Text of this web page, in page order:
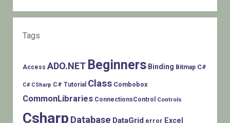
Tags
Access ADO.NET Beginners Binding Bitmap C#
C# CSharp C# Tutorial Class Combobox
CommonLibraries ConnectionsControl Controls
Csharp Database DataGrid error Excel